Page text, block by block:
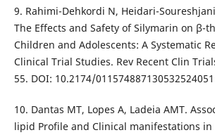
9. Rahimi-Dehkordi N, Heidari-
The Effects and Safety of Silymarin on β-
Children and Adolescents: A Systematic
Clinical Trial Studies. Rev Recent Clin
55. DOI: 10.2174/
10. Dantas MT, Lopes A, Ladeia AMT.
lipid Profile and Clinical manifestations in